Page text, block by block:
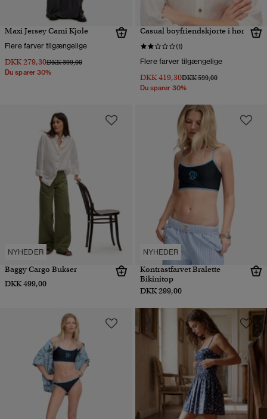
Maxi Jersey Cami Kjole
Flere farver tilgængelige
DKK 279,30Pris nedsat fra
DKK 399,00til
Du sparer 30%
Casual boyfriendskjorte i hør
(1)
Flere farver tilgængelige
DKK 419,30Pris nedsat fra
DKK 599,00til
Du sparer 30%
NYHEDER
Baggy Cargo Bukser
DKK 499,00
NYHEDER
Kontrastfarvet Bralette
Bikinitop
DKK 299,00